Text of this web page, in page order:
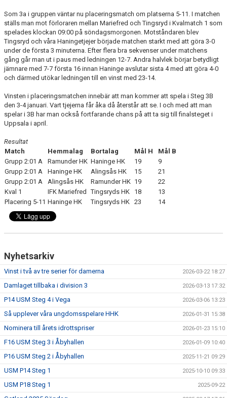
Som 3a i gruppen väntar nu placeringsmatch om platserna 5-11. I matchen
ställs man mot förloraren mellan Mariefred och Tingsryd i Kvalmatch 1 som
spelades klockan 09:00 på söndagsmorgonen. Motståndaren blev
Tingsryd och våra Haningetjejer började matchen starkt med att göra 3-0
under de första 3 minuterna. Efter flera bra sekvenser under matchens
gång går man ut i paus med ledningen 12-7. Andra halvlek börjar betydligt
jämnare med 7-7 första 16 innan Haninge avslutar sista 4 med att göra 4-0
och därmed utökar ledningen till en vinst med 23-14.
Vinsten i placeringsmatchen innebär att man kommer att spela i Steg 3B
den 3-4 januari. Vart tjejerna får åka då återstår att se. I och med att man
spelar i 3B har man också fortfarande chans på att ta sig till finalsteget i
Uppsala i april.
Resultat
Match
Hemmalag Bortalag Mål H
Mål B
Grupp 2:01 A
Ramunder HK Haninge HK 19
9
Grupp 2:01 A
Haninge HK Alingsås HK 15
21
Grupp 2:01 A
Alingsås HK Ramunder HK 19
22
Kval 1
IFK Mariefred Tingsryds HK 18
13
Placering 5-11 Haninge HK Tingsryds HK 23 14
Nyhetsarkiv
Vinst i två av tre serier för damerna 2026-03-22 18:27
Damlaget tillbaka i division 3 2026-03-13 17:32
P14 USM Steg 4 i Vega 2026-03-06 13:23
Så upplever våra ungdomsspelare HHK 2026-01-31 15:38
Nominera till årets idrottspriser 2026-01-23 15:10
F16 USM Steg 3 i Åbyhallen 2026-01-09 10:40
P16 USM Steg 2 i Åbyhallen 2025-11-21 09:29
USM P14 Steg 1 2025-10-10 09:33
USM P18 Steg 1 2025-09-22